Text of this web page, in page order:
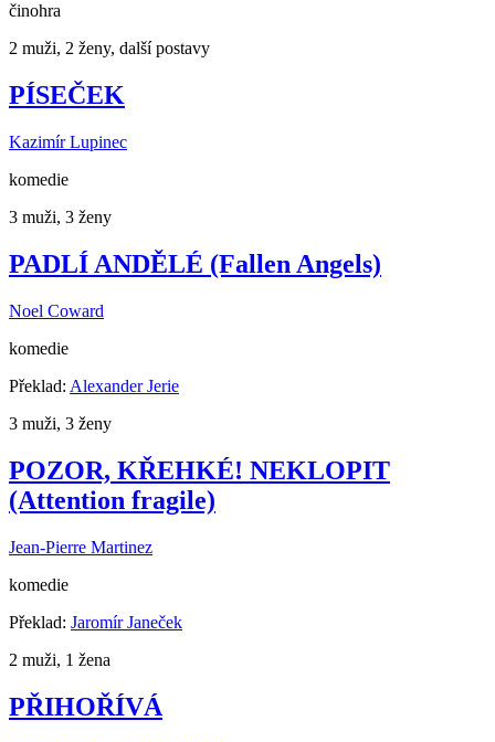
činohra
2 muži, 2 ženy, další postavy
PÍSEČEK
Kazimír Lupinec
komedie
3 muži, 3 ženy
PADLÍ ANDĚLÉ (Fallen Angels)
Noel Coward
komedie
Překlad: Alexander Jerie
3 muži, 3 ženy
POZOR, KŘEHKÉ! NEKLOPIT
(Attention fragile)
Jean-Pierre Martinez
komedie
Překlad: Jaromír Janeček
2 muži, 1 žena
PŘIHOŘÍVÁ